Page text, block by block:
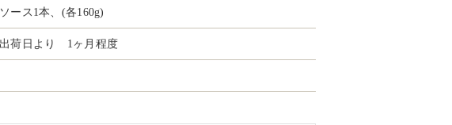
ソース1本、(各160g)
出荷日より 1ヶ月程度